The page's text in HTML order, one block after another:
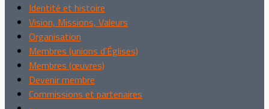
Identité et histoire
Vision, Missions, Valeurs
Organisation
Membres (unions d'Églises)
Membres (œuvres)
Devenir membre
Commissions et partenaires